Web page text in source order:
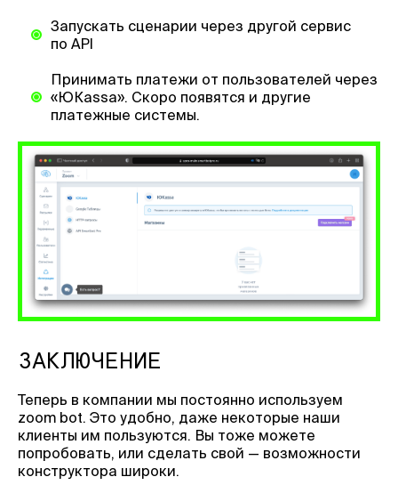
Запускать сценарии через другой сервис
по API
Принимать платежи от пользователей через
«ЮКаssа». Скоро появятся и другие
платежные системы.
ЗАКЛЮЧЕНИЕ
Теперь в компании мы постоянно используем
zoom bot. Это удобно, даже некоторые наши
клиенты им пользуются. Вы тоже можете
попробовать, или сделать свой — возможности
конструктора широки.